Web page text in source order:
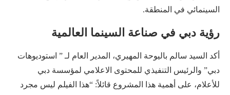
السينمائي في المنطقة.
رؤية دبي في صناعة السينما العالمية
أكد السيد سالم باليوحة المهيري، المدير العام لـ ” استوديوهات
دبي” والرئيس التنفيذي للمحتوى الاعلامي لمؤسسة دبي
للأعلام، على أهمية هذا المشروع قائلاً: “هذا الفيلم ليس مجرد